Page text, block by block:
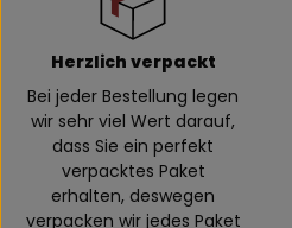
Herzlich verpackt
Bei jeder Bestellung legen
wir sehr viel Wert darauf,
dass Sie ein perfekt
verpacktes Paket
erhalten, deswegen
verpacken wir jedes Paket